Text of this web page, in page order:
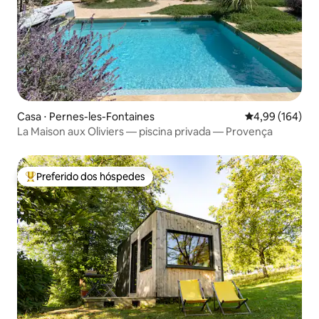
Casa ⋅ Pernes-les-Fontaines 4,99 de uma
4,99 (164)
La Maison aux Oliviers — piscina privada — Provença
Entre os melhores preferidos dos hóspedes
Preferido dos hóspedes